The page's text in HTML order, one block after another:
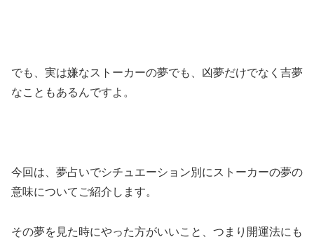
でも、実は嫌なストーカーの夢でも、凶夢だけでなく吉夢
なこともあるんですよ。
今回は、夢占いでシチュエーション別にストーカーの夢の
意味についてご紹介します。
その夢を見た時にやった方がいいこと、つまり開運法にも